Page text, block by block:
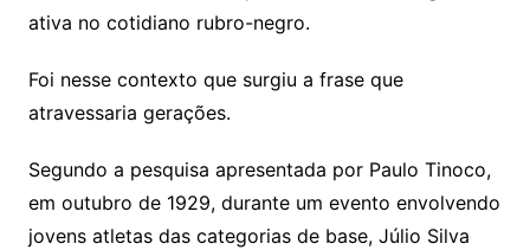
ativa no cotidiano rubro-negro.
Foi nesse contexto que surgiu a frase que
atravessaria gerações.
Segundo a pesquisa apresentada por Paulo Tinoco,
em outubro de 1929, durante um evento envolvendo
jovens atletas das categorias de base, Júlio Silva